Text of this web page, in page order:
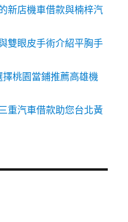
新店機車借款與楠梓汽
雙眼皮手術介紹平胸手
桃園當鋪推薦高雄機
重汽車借款助您台北黃